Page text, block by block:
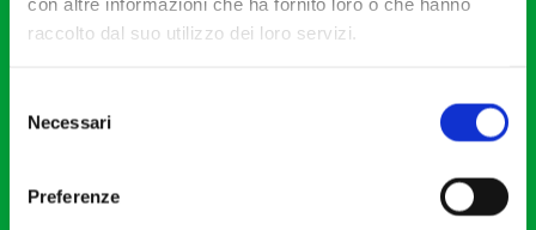
raccolto dal suo utilizzo dei loro servizi.
delNecessari
Preferenze
20121 Milano